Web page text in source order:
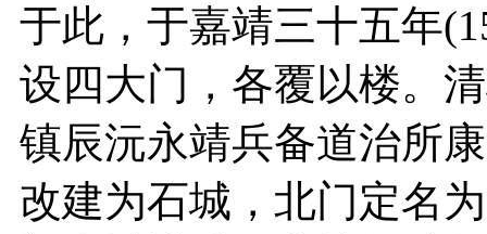
于此，于嘉靖三十五年
设四大门，各覆以楼。
镇辰沅永靖兵备道治所
改建为石城，北门定名